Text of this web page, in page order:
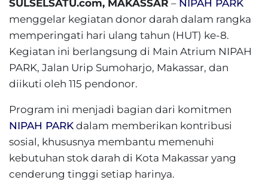
SULSELSATU.com, MAKASSAR – NIPAH PARK
menggelar kegiatan donor darah dalam rangka
memperingati hari ulang tahun (HUT) ke-8.
Kegiatan ini berlangsung di Main Atrium NIPAH
PARK, Jalan Urip Sumoharjo, Makassar, dan
diikuti oleh 115 pendonor.
Program ini menjadi bagian dari komitmen
NIPAH PARK dalam memberikan kontribusi
sosial, khususnya membantu memenuhi
kebutuhan stok darah di Kota Makassar yang
cenderung tinggi setiap harinya.